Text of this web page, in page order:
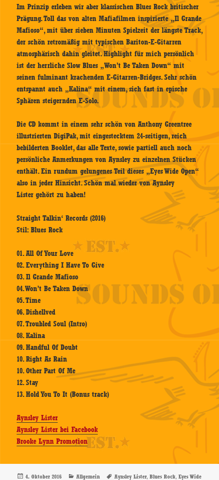
Im Prinzip erleben wir aber klassischen Blues Rock britischer
Prägung. Toll das von alten Mafiafilmen inspirierte „Il Grande
Mafioso“, mit über sieben Minuten Spielzeit der längste Track,
der schön retromäßig mit typischen Bariton-E-Gitarren
atmosphärisch dahin gleitet. Highlight für mich persönlich
ist der herrliche Slow Blues „Won’t Be Taken Down“ mit
seinen fulminant krachenden E-Gitarren-Bridges. Sehr schön
entspannt auch „Kalina“ mit einem, sich fast in epische
Sphären steigernden E-Solo.
Die CD kommt in einem sehr schön von Anthony Greentree
illustrierten DigiPak, mit eingestecktem 24-seitigen, reich
bebilderten Booklet, das alle Texte, sowie partiell auch noch
persönliche Anmerkungen von Aynsley zu einzelnen Stücken
enthält. Ein rundum gelungenes Teil dieses „Eyes Wide Open“
also in jeder Hinsicht. Schön mal wieder von Aynsley
Lister gehört zu haben!
Straight Talkin‘ Records (2016)
Stil: Blues Rock
01. All Of Your Love
02. Everything I Have To Give
03. Il Grande Mafioso
04. Won’t Be Taken Down
05. Time
06. Dishellved
07. Troubled Soul (Intro)
08. Kalina
09. Handful Of Doubt
10. Right As Rain
10. Other Part Of Me
12. Stay
13. Hold You To It (Bonus track)
Aynsley Lister
Aynsley Lister bei Facebook
Brooke Lynn Promotion
Veröffentlicht
4. Oktober 2016 Kategorien
Allgemein Schlagwörter
Aynsley Lister,Blues Rock,Eyes Wide